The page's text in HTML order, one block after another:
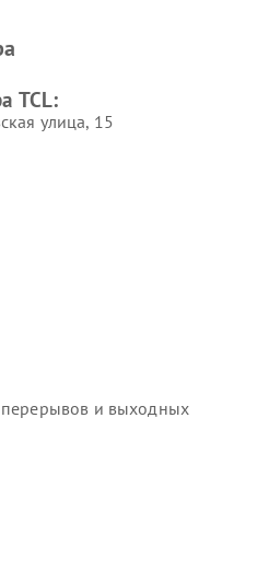
TCL:
улица, 15
и выходных